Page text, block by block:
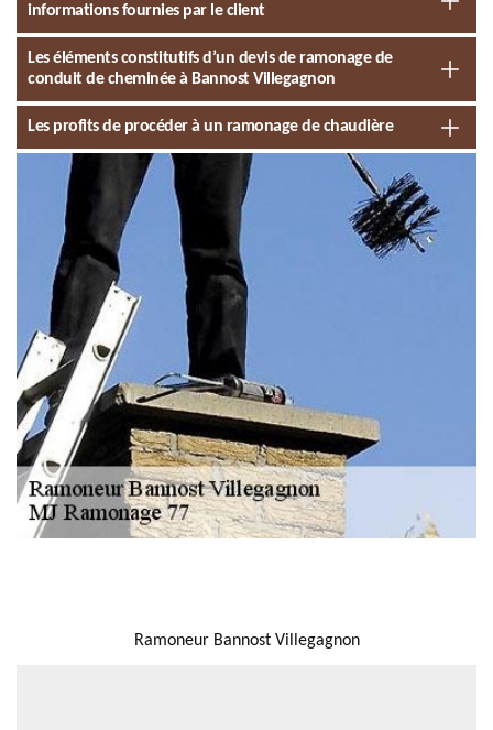
informations fournies par le client
Les éléments constitutifs d’un devis de ramonage de
conduit de cheminée à Bannost Villegagnon
Les profits de procéder à un ramonage de chaudière
Ramoneur Bannost Villegagnon